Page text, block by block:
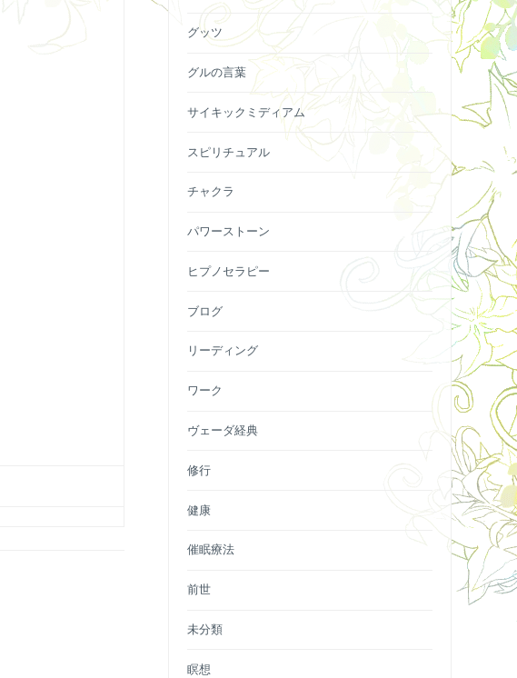
グッツ
グルの言葉
サイキックミディアム
スピリチュアル
チャクラ
パワーストーン
ヒプノセラピー
ブログ
リーディング
ワーク
ヴェーダ経典
修行
健康
催眠療法
前世
未分類
瞑想